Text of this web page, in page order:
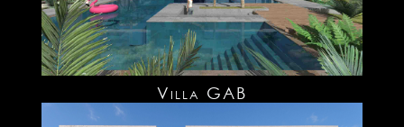
Villa GAB